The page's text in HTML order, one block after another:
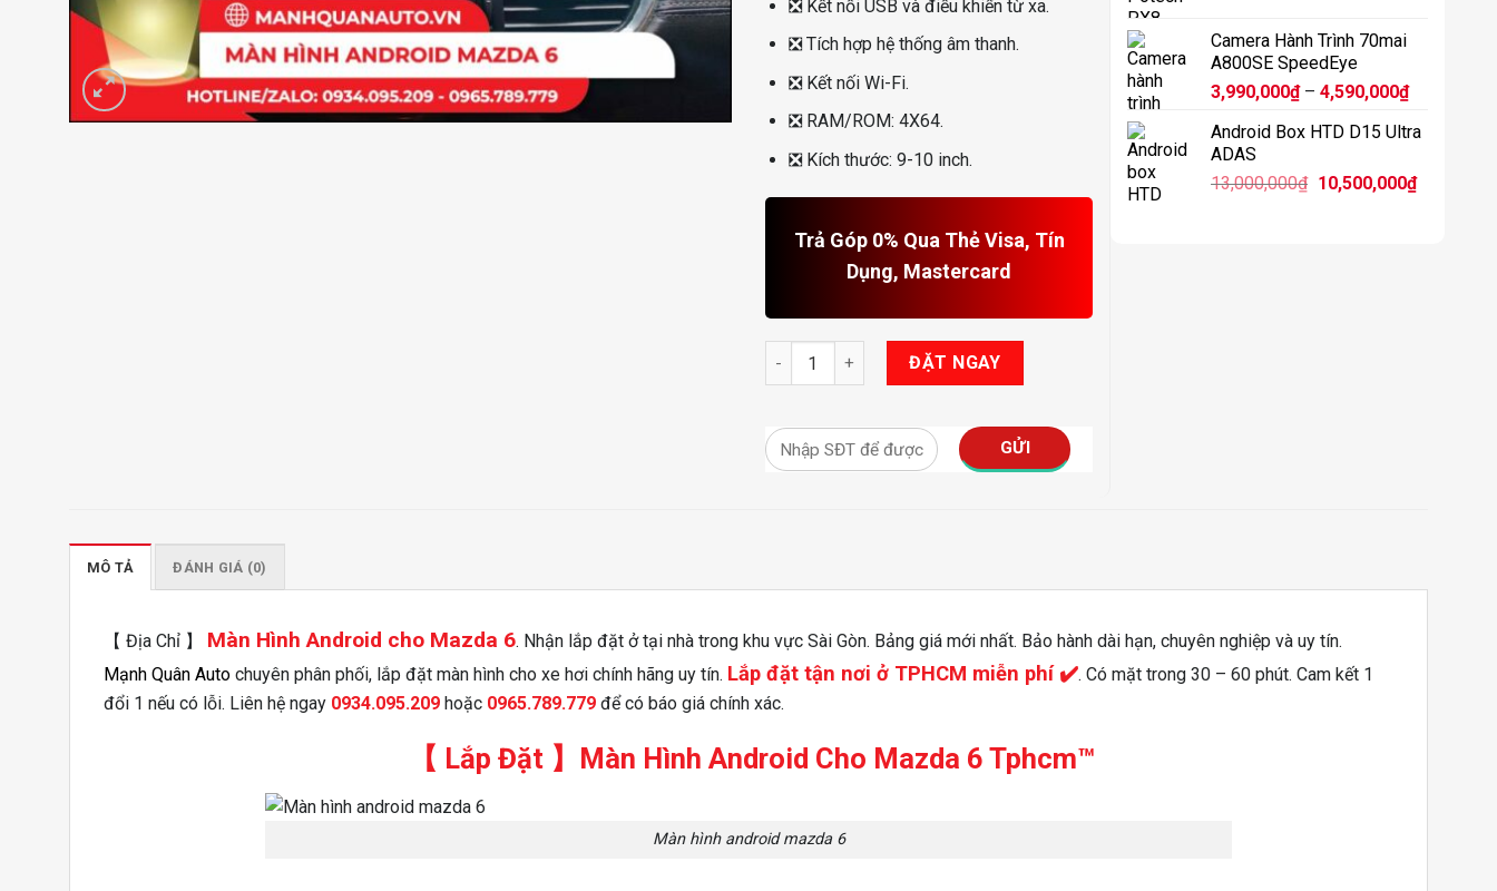
❎Kết nối USB và điều khiển từ xa.
❎Tích hợp hệ thống âm thanh.
❎Kết nối Wi-Fi.
❎RAM/ROM: 4X64.
❎Kích thước: 9-10 inch.
Trả Góp 0% Qua Thẻ Visa, Tín
Dụng, Mastercard
Màn Hình Android cho Mazda 6 số lượng
ĐẶT NGAY
Camera Hành Trình 70mai
A800SE SpeedEye
3,990,000₫ – 4,590,000₫Khoảng
từ
đến
Android Box HTD D15 Ultra
ADAS
13,000,000₫ Giá
10,500,000₫Giá
MÔ TẢ ĐÁNH GIÁ (0)
【 Địa Chỉ 】 Màn Hình Android cho Mazda 6. Nhận lắp đặt ở tại nhà trong khu vực Sài Gòn. Bảng giá mới nhất. Bảo hành dài hạn, chuyên nghiệp và uy tín.
Mạnh Quân Auto chuyên phân phối, lắp đặt màn hình cho xe hơi chính hãng uy tín. Lắp đặt tận nơi ở TPHCM miễn phí ✔️. Có mặt trong 30 – 60 phút. Cam kết 1
đổi 1 nếu có lỗi. Liên hệ ngay 0934.095.209 hoặc 0965.789.779 để có báo giá chính xác.
【 Lắp Đặt 】Màn Hình Android Cho Mazda 6 Tphcm™
Màn hình android mazda 6